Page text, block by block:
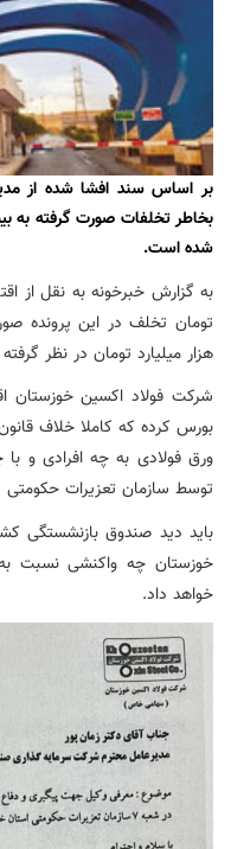
بر اساس سند افشا شده از
شده است.
هزار میلیارد تومان در نظر
شرکت فولاد اکسین خوزستان
بورس کرده که کاملا خلاف
ورق فولادی به چه افرادی و
توسط سازمان تعزیرات
باید دید صندوق بازنشستگی
خوزستان چه واکنشی نسبت
خواهد داد.